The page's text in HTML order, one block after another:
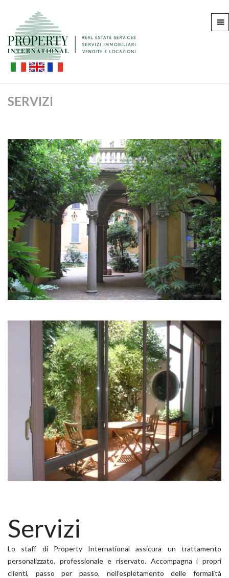
SERVIZI
Servizi
Lo staff di Property International assicura un trattamento
personalizzato, professionale e riservato. Accompagna i propri
clienti, passo per passo, nell’espletamento delle formalità